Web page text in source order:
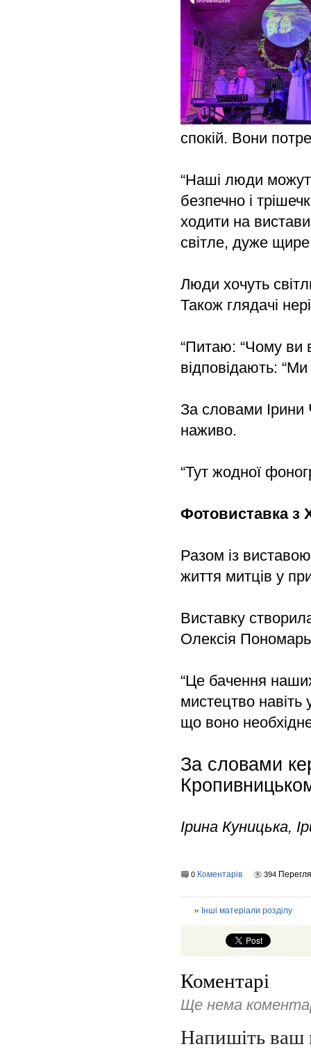
спокій. Вони
“Наші люди
безпечно і
ходити на
світле, дуже щире
Люди хочуть
Також глядачі
“Питаю: “Чому ви
відповідають:
За словами Ірини
наживо.
“Тут жодної
Фотовиставка з
Разом із
життя митців у
Виставку
Олексія
“Це бачення
мистецтво навіть
що воно
За словами
Ірина Куницька,
0 Коментарів 394
Інші матеріали розділу
Коментарі
Ще нема
Напишіть ваш